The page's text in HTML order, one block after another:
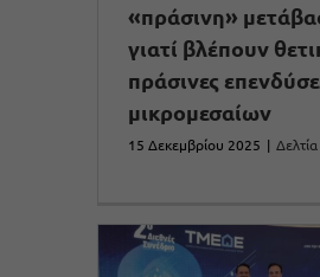
«πράσινη»
γιατί βλέπουν
πράσινες
μικρομεσαίων
15 Δεκεμβρίου 2025 |